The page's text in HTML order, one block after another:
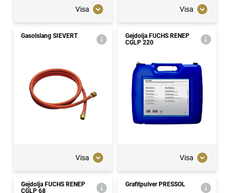
Visa Visa
Gasolslang SIEVERT
Visa
Gejdolja FUCHS RENEP
CGLP 220
Visa
Gejdolja FUCHS RENEP
CGLP 68
Grafitpulver PRESSOL